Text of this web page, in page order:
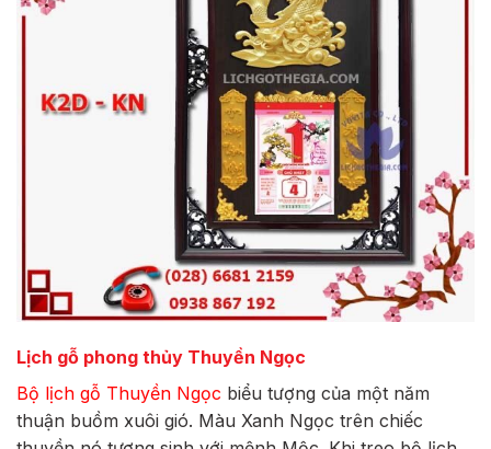
Lịch gỗ phong thủy Thuyền Ngọc
Bộ lịch gỗ Thuyền Ngọc biểu tượng của một năm
thuận buồm xuôi gió. Màu Xanh Ngọc trên chiếc